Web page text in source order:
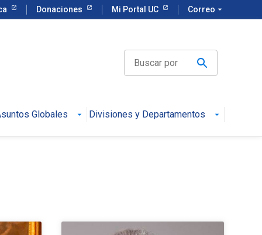
Donaciones Mi Portal UC Correo arrow_drop_down
Globales Divisiones y Departamentos